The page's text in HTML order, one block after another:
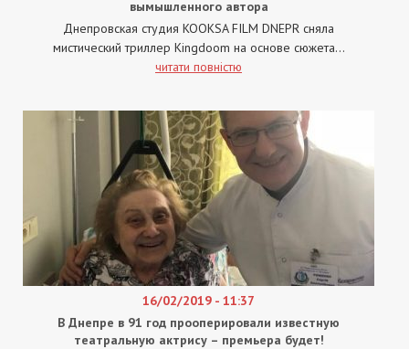
вымышленного автора
Днепровская студия KOOKSA FILM DNEPR сняла
мистический триллер Kingdoom на основе сюжета...
читати повністю
16/02/2019 - 11:37
В Днепре в 91 год прооперировали известную
театральную актрису – премьера будет!